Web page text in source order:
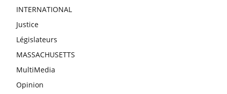
INTERNATIONAL
Justice
Législateurs
MASSACHUSETTS
MultiMedia
Opinion